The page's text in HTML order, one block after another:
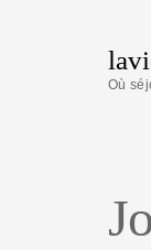
Où